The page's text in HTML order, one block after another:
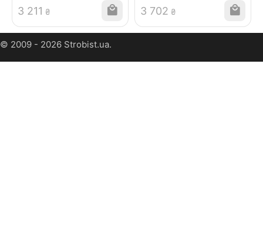
3 211 ₴ 3 702 ₴
© 2009 - 2026 Strobist.ua.